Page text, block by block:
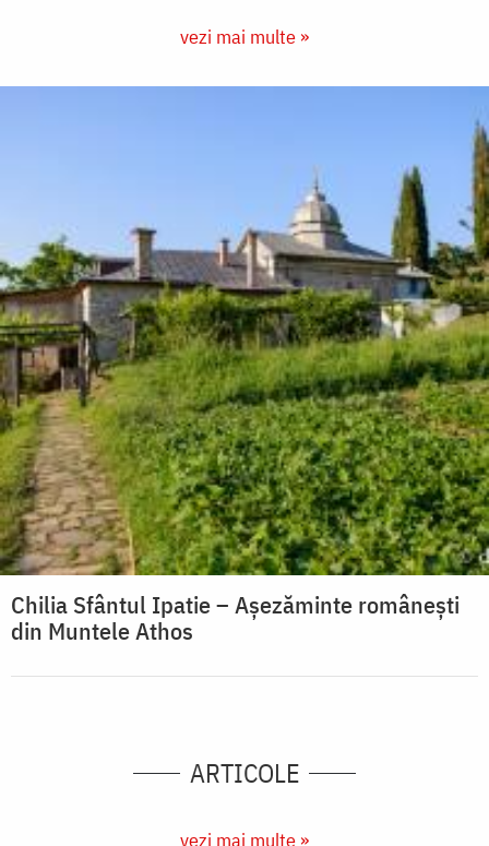
vezi mai multe »
Chilia Sfântul Ipatie – Așezăminte românești
din Muntele Athos
ARTICOLE
vezi mai multe »